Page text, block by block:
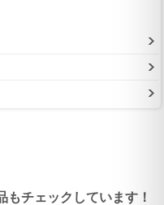
もチェックしています！